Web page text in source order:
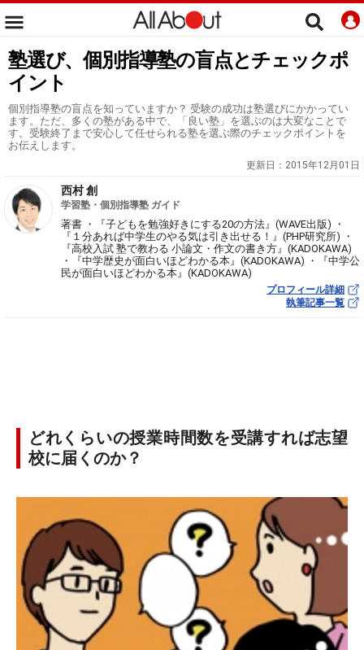
塾選び、個別指導塾の盲点とチェックポ
イント
個別指導塾の盲点を知っていますか？ 受験の成功は塾選びにかかってい
ます。ただ、多くの塾がある中で、「良い塾」を選ぶのは大変なことで
す。受験終了まで安心して任せられる塾を選ぶ際のチェックポイントを
お伝えします。
更新日： 2015年12月01日
西村 創
学習塾・個別指導塾 ガイド
著書 ・『子どもを勉強好きにする20の方法』(WAVE出版) ・
『１分あれば中学生のやる気は引き出せる！』(PHP研究所) ・
『高校入試 塾で教わる 小論文・作文の書き方』(KADOKAWA)
・『中学歴史が面白いほどわかる本』(KADOKAWA) ・『中学公
民が面白いほどわかる本』(KADOKAWA)
プロフィール詳細
執筆記事一覧
どれくらいの授業時間数を受講すれば志望
校に届くのか？